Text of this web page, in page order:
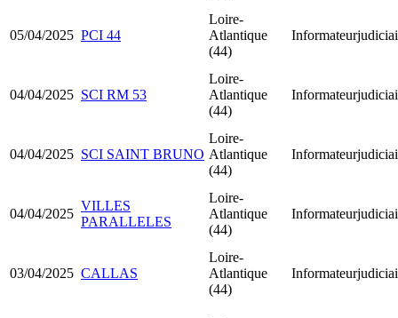
05/04/2025 PCI 44
Loire-
Atlantique
(44)
04/04/2025 SCI RM 53
Loire-
Atlantique
(44)
04/04/2025 SCI SAINT BRUNO
Loire-
Atlantique
(44)
04/04/2025
VILLES
PARALLELES
Loire-
Atlantique
(44)
03/04/2025 CALLAS
Loire-
Atlantique
(44)